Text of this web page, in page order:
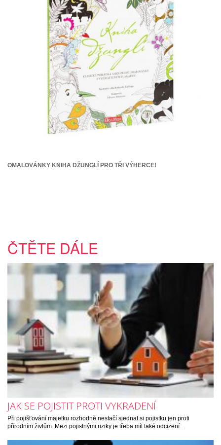
OMALOVÁNKY KNIHA DŽUNGLÍ PRO TŘI VÝHERCE!
ČTĚTE DÁLE
JAK SE POJISTIT PROTI VYKRADENÍ
Při pojišťování majetku rozhodně nestačí sjednat si pojistku jen proti
přírodním živlům. Mezi pojistnými riziky je třeba mít také odcizení…